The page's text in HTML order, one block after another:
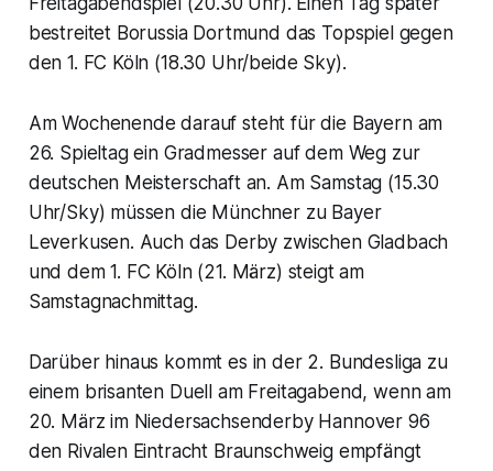
bestreitet Borussia Dortmund das Topspiel gegen
den 1. FC Köln (18.30 Uhr/beide Sky).
Am Wochenende darauf steht für die Bayern am
26. Spieltag ein Gradmesser auf dem Weg zur
deutschen Meisterschaft an. Am Samstag (15.30
Uhr/Sky) müssen die Münchner zu Bayer
Leverkusen. Auch das Derby zwischen Gladbach
und dem 1. FC Köln (21. März) steigt am
Samstagnachmittag.
Darüber hinaus kommt es in der 2. Bundesliga zu
einem brisanten Duell am Freitagabend, wenn am
20. März im Niedersachsenderby Hannover 96
den Rivalen Eintracht Braunschweig empfängt